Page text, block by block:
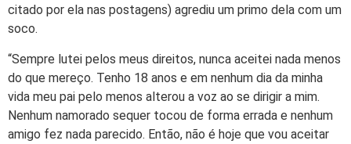
citado por ela nas postagens) agrediu um primo dela com um
soco.
“Sempre lutei pelos meus direitos, nunca aceitei nada menos
do que mereço. Tenho 18 anos e em nenhum dia da minha
vida meu pai pelo menos alterou a voz ao se dirigir a mim.
Nenhum namorado sequer tocou de forma errada e nenhum
amigo fez nada parecido. Então, não é hoje que vou aceitar